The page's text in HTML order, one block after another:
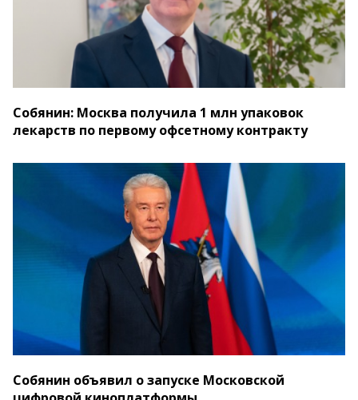
Собянин: Москва получила 1 млн упаковок
лекарств по первому офсетному контракту
Собянин объявил о запуске Московской